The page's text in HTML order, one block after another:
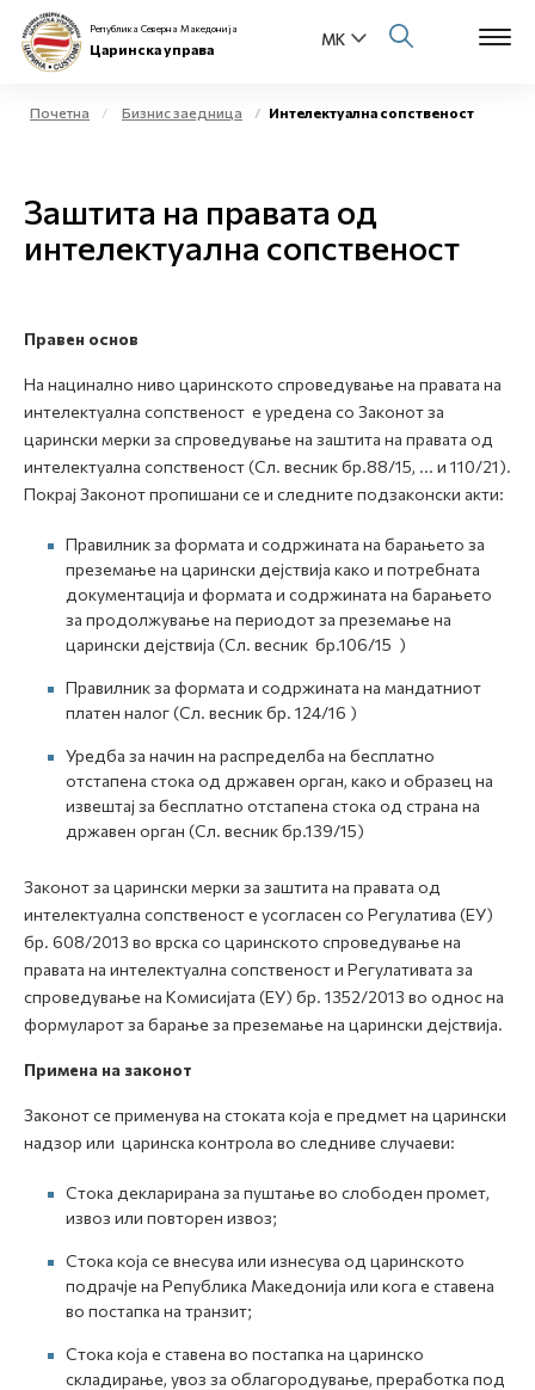
Е-Царина
Open
Медиа центар
Контакт
Република Северна Македонија
Царинска управа
Почетна Бизнис заедница Интелектуална сопственост
Заштита на правата од
интелектуална сопственост
Правен основ
На нацинално ниво царинското спроведување на правата на
интелектуална сопственост е уредена со Законот за
царински мерки за спроведување на заштита на правата од
интелектуална сопственост (Сл. весник бр.88/15, ... и 110/21).
Покрај Законот пропишани се и следните подзаконски акти:
Правилник за формата и содржината на барањето за
преземање на царински дејствија како и потребната
документација и формата и содржината на барањето
за продолжување на периодот за преземање на
царински дејствија (Сл. весник бр.106/15 )
Правилник за формата и содржината на мандатниот
платен налог (Сл. весник бр. 124/16 )
Уредба за начин на распределба на бесплатно
отстапeна стока од државен орган, како и образец на
извештај за бесплатно отстапена стока од страна на
државен орган (Сл. весник бр.139/15)
Законот за царински мерки за заштита на правата од
интелектуална сопственост е усогласен со Регулатива (ЕУ)
бр. 608/2013 во врска со царинското спроведување на
правата на интелектуална сопственост и Регулативата за
спроведување на Комисијата (ЕУ) бр. 1352/2013 во однос на
формуларот за барање за преземање на царински дејствија.
Примена на законот
Законот се применува на стоката која е предмет на царински
надзор или царинска контрола во следниве случаеви:
Стока декларирана за пуштање во слободен промет,
извоз или повторен извоз;
Стока која се внесува или изнесува од царинското
подрачје на Република Македонија или кога е ставена
во постапка на транзит;
Стока која е ставена во постапка на царинско
складирање, увоз за облагородување, преработка под